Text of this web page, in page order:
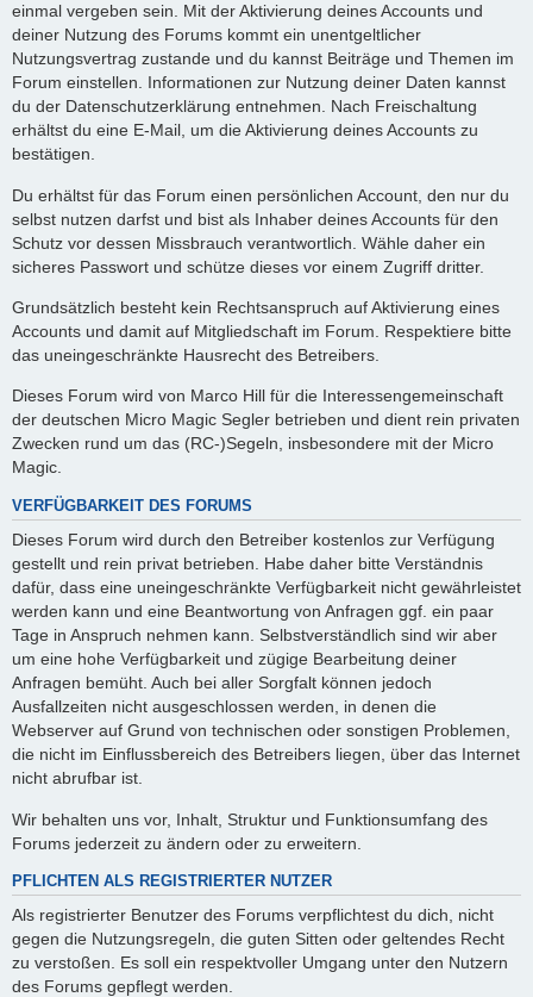
einmal vergeben sein. Mit der Aktivierung deines Accounts und
deiner Nutzung des Forums kommt ein unentgeltlicher
Nutzungsvertrag zustande und du kannst Beiträge und Themen im
Forum einstellen. Informationen zur Nutzung deiner Daten kannst
du der Datenschutzerklärung entnehmen. Nach Freischaltung
erhältst du eine E-Mail, um die Aktivierung deines Accounts zu
bestätigen.
Du erhältst für das Forum einen persönlichen Account, den nur du
selbst nutzen darfst und bist als Inhaber deines Accounts für den
Schutz vor dessen Missbrauch verantwortlich. Wähle daher ein
sicheres Passwort und schütze dieses vor einem Zugriff dritter.
Grundsätzlich besteht kein Rechtsanspruch auf Aktivierung eines
Accounts und damit auf Mitgliedschaft im Forum. Respektiere bitte
das uneingeschränkte Hausrecht des Betreibers.
Dieses Forum wird von Marco Hill für die Interessengemeinschaft
der deutschen Micro Magic Segler betrieben und dient rein privaten
Zwecken rund um das (RC-)Segeln, insbesondere mit der Micro
Magic.
VERFÜGBARKEIT DES FORUMS
Dieses Forum wird durch den Betreiber kostenlos zur Verfügung
gestellt und rein privat betrieben. Habe daher bitte Verständnis
dafür, dass eine uneingeschränkte Verfügbarkeit nicht gewährleistet
werden kann und eine Beantwortung von Anfragen ggf. ein paar
Tage in Anspruch nehmen kann. Selbstverständlich sind wir aber
um eine hohe Verfügbarkeit und zügige Bearbeitung deiner
Anfragen bemüht. Auch bei aller Sorgfalt können jedoch
Ausfallzeiten nicht ausgeschlossen werden, in denen die
Webserver auf Grund von technischen oder sonstigen Problemen,
die nicht im Einflussbereich des Betreibers liegen, über das Internet
nicht abrufbar ist.
Wir behalten uns vor, Inhalt, Struktur und Funktionsumfang des
Forums jederzeit zu ändern oder zu erweitern.
PFLICHTEN ALS REGISTRIERTER NUTZER
Als registrierter Benutzer des Forums verpflichtest du dich, nicht
gegen die Nutzungsregeln, die guten Sitten oder geltendes Recht
zu verstoßen. Es soll ein respektvoller Umgang unter den Nutzern
des Forums gepflegt werden.